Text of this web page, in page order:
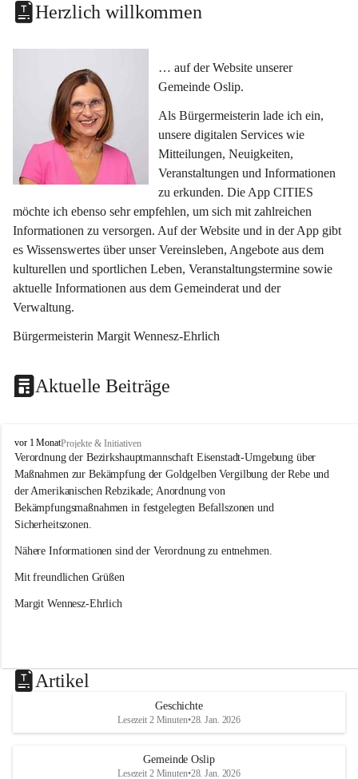
Herzlich willkommen
… auf der Website unserer
Gemeinde Oslip.
Als Bürgermeisterin lade ich ein,
unsere digitalen Services wie
Mitteilungen, Neuigkeiten,
Veranstaltungen und Informationen
zu erkunden. Die App CITIES
möchte ich ebenso sehr empfehlen, um sich mit zahlreichen
Informationen zu versorgen. Auf der Website und in der App gibt
es Wissenswertes über unser Vereinsleben, Angebote aus dem
kulturellen und sportlichen Leben, Veranstaltungstermine sowie
aktuelle Informationen aus dem Gemeinderat und der
Verwaltung.
Bürgermeisterin Margit Wennesz-Ehrlich
Aktuelle Beiträge
O
s
l
i
p
vor 1 MonatProjekte & Initiativen
Verordnung der Bezirkshauptmannschaft Eisenstadt-Umgebung über
Maßnahmen zur Bekämpfung der Goldgelben Vergilbung der Rebe und
der Amerikanischen Rebzikade; Anordnung von
Bekämpfungsmaßnahmen in festgelegten Befallszonen und
Sicherheitszonen.
Nähere Informationen sind der Verordnung zu entnehmen.
Mit freundlichen Grüßen
Margit Wennesz-Ehrlich
Artikel
Geschichte
Lesezeit 2 Minuten•28. Jan. 2026
Gemeinde Oslip
Lesezeit 2 Minuten•28. Jan. 2026